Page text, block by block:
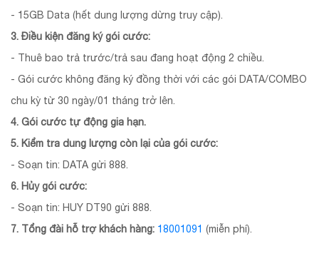
- 15GB Data (hết dung lượng dừng truy cập).
3. Điều kiện đăng ký gói cước:
- Thuê bao trả trước/trả sau đang hoạt động 2 chiều.
- Gói cước không đăng ký đồng thời với các gói DATA/COMBO
chu kỳ từ 30 ngày/01 tháng trở lên.
4. Gói cước tự động gia hạn.
5. Kiểm tra dung lượng còn lại của gói cước:
- Soạn tin: DATA gửi 888.
6. Hủy gói cước:
- Soạn tin: HUY DT90 gửi 888.
7. Tổng đài hỗ trợ khách hàng: 18001091 (miễn phí).